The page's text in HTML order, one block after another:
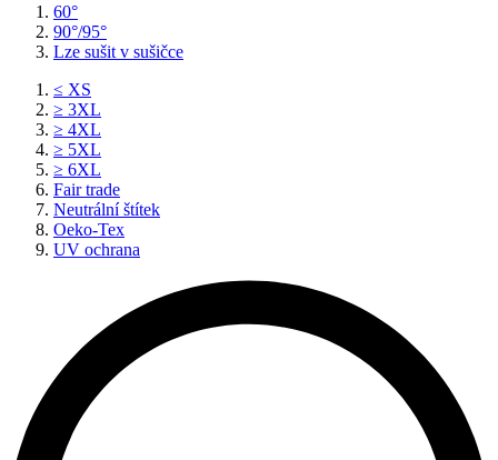
60°
90°/95°
Lze sušit v sušičce
≤ XS
≥ 3XL
≥ 4XL
≥ 5XL
≥ 6XL
Fair trade
Neutrální štítek
Oeko-Tex
UV ochrana